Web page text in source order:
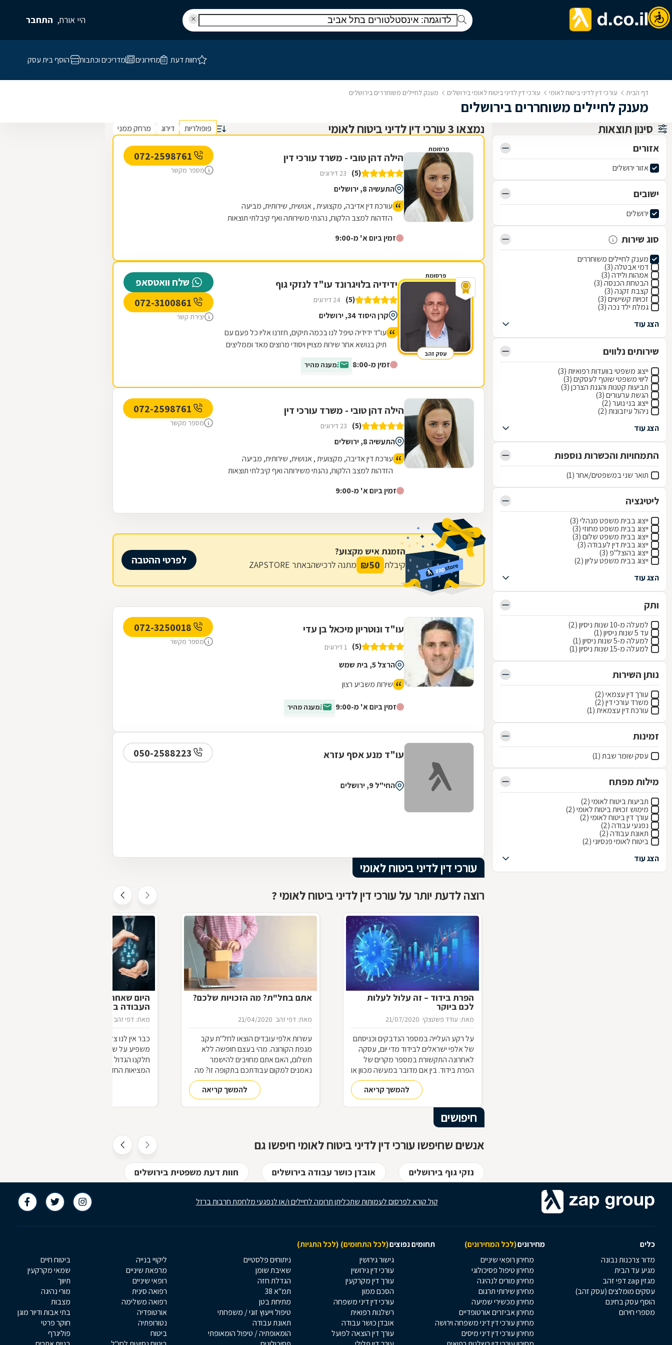
היי אורח, התחבר
חוות דעת מחירונים מדריכים וכתבות הוסף בית עסק
דף הבית עורכי דין לדיני ביטוח לאומי עורכי דין לדיני ביטוח לאומי בירושלים מענק לחיילים משוחררים בירושלים
מענק לחיילים משוחררים בירושלים
סינון תוצאות
אזורים
אזור ירושלים
ישובים
ירושלים
סוג שירות
מענק לחיילים משוחררים
דמי אבטלה (3)
אמהות ולידה (3)
הבטחת הכנסה (3)
קצבת זקנה (3)
זכויות קשישים (3)
גמלת ילד נכה (3)
הצג עוד
שירותים נלווים
ייצוג משפטי בוועדות רפואיות (3)
ליווי משפטי שוטף לעסקים (3)
תביעות קטנות והגנת הצרכן (3)
הגשת ערעורים (3)
ייצוג בני נוער (2)
ניהול עיזבונות (2)
הצג עוד
התמחויות והכשרות נוספות
תואר שני במשפטים/אחר (1)
ליטיגציה
ייצוג בבית משפט מנהלי (3)
ייצוג בבית משפט מחוזי (3)
ייצוג בבית משפט שלום (3)
ייצוג בבית דין לעבודה (3)
ייצוג בהוצל"פ (3)
ייצוג בבית משפט עליון (2)
הצג עוד
ותק
למעלה מ-10 שנות ניסיון (2)
עד 5 שנות ניסיון (1)
למעלה מ-5 שנות ניסיון (1)
למעלה מ-15 שנות ניסיון (1)
נותן השירות
עורך דין עצמאי (2)
משרד עורכי דין (2)
עורכת דין עצמאית (1)
זמינות
עסק שומר שבת (1)
מילות מפתח
תביעות ביטוח לאומי (2)
מימוש זכויות ביטוח לאומי (2)
עורך דין ביטוח לאומי (2)
נפגעי עבודה (2)
תאונת עבודה (2)
ביטוח לאומי פנסיוני (2)
הצג עוד
נמצאו 3 עורכי דין לדיני ביטוח לאומי פופולריות דירוג מרחק ממני
פרסומת
הילה דהן טובי - משרד עורכי דין
(5) 23 דירוגים
התעשיה 8, ירושלים
עורכת דין אדיבה, מקצועית , אנושית, שירותית, מביעה
הזדהות למצב הלקוח, נהנתי משירותה ואף קיבלתי תוצאות
זמין ביום א' מ-9:00
מספר מקשר
פרסומת
עסק זהב
ידידיה בלויגרונד עו"ד לנזקי גוף
(5) 24 דירוגים
קרן היסוד 34, ירושלים
עו"ד ידידיה טיפל לנו בכמה תיקים, חזרנו אליו כל פעם עם
תיק בנושא אחר שירות מצויין ויסודי מרוצים מאד וממליצים
זמין מ-8:00 מענה מהיר
שלח וואטסאפ
יצירת קשר
הילה דהן טובי - משרד עורכי דין
(5) 23 דירוגים
התעשיה 8, ירושלים
עורכת דין אדיבה, מקצועית , אנושית, שירותית, מביעה
הזדהות למצב הלקוח, נהנתי משירותה ואף קיבלתי תוצאות
זמין ביום א' מ-9:00
מספר מקשר
הזמנת איש מקצוע?
קיבלת 50
₪ מתנה לרכישהבאתר ZAPSTORE לפרטי ההטבה
עו"ד ונוטריון מיכאל בן עדי
(5) 1 דירוגים
הרצל 5, בית שמש
שירות משביע רצון
זמין ביום א' מ-9:00 מענה מהיר
מספר מקשר
עו"ד מנע אסף עזרא
החי"ל 9, ירושלים
עורכי דין לדיני ביטוח לאומי
רוצה לדעת יותר על עורכי דין לדיני ביטוח לאומי ?
הפרת בידוד – זה עלול לעלות
לכם ביוקר
מאת: עודד פשטצקי 21/07/2020
על רקע העלייה במספר הנדבקים וכניסתם
של אלפי ישראלים לבידוד מדי יום, עסקה
לאחרונה התקשורת במספר מקרים של
הפרת בידוד. בין אם מדובר במעשה מכוון או
באי הבנה של תנאי הבידוד, להפרת הבידוד
ישנן השלכות אותן חשוב להכירלהמשך קריאה
אתם בחל"ת? מה הזכויות שלכם?
מאת: דפי זהב 21/04/2020
עשרות אלפי עובדים הוצאו לחל"ת עקב
מגפת הקורונה. מהי בעצם חופשה ללא
תשלום, האם אתם מחויבים להישמר
נאמנים למקום עבודתכם בתקופה זו? מה
ההבדל בין חל"ת לפיטורים? האם תחזרו
לעבודה בתום תקופת החל"ת?להמשך קריאה
היום שאחרי מחר: כיצד יראה עולם
העבודה ביום שאחרי הקורונה?
מאת: דפי זהב
כבר אין לנו צל של ספק שמשבר הקורונה
משפיע על שוק העבודה בישראל ובעולם.
חלקנו הגדול יכול כבר לנחש את פני
המציאות החדשה שתיווצר בעולם
וקטן של נדבקים, מספר הולך וקטן של
נפטרים, ועל ביטול מצב החירום. איננו
יודעים עדיין מתי יבוא היום הזה, אבל הוא
יבוא, וכאשר הוא יגיע, נגלה שוירוס הקורנה
היה רק הטריגר שדוחף את שוק העבודה
חיפושים
אנשים שחיפשו עורכי דין לדיני ביטוח לאומי חיפשו גם
נזקי גוף בירושלים אובדן כושר עבודה בירושלים חוות דעת משפטית בירושלים
קול קורא לפרסום לעמותות שתכליתן תרומה לחיילים ו/או לנפגעי מלחמת חרבות ברזל
כלים מחירונים(לכל המחירונים) תחומים נפוצים(לכל התחומים) (לכל התגיות)
מדור צרכנות נבונה
מגיע עד הבית
מגזין zap דפי זהב
עסקים מומלצים (עסק זהב)
הוסף עסק בחינם
מספרי חירום
מחירון רופאי שיניים
מחירון טיפול פסיכולוגי
מחירון מורים לנהיגה
מחירון שירותי תרגום
מחירון מכשירי שמיעה
מחירון אביזרים אורטופדיים
מחירון עורכי דין דיני משפחה וירושה
מחירון עורכי דין דיני מיסים
גישור גירושין
עורכי דין גירושין
עורך דין מקרקעין
הסכם ממון
עורכי דין דיני משפחה
רשלנות רפואית
אובדן כושר עבודה
עורך דין הוצאה לפועל
ניתוחים פלסטיים
שאיבת שומן
הגדלת חזה
תמ"א 38
מתיחת בטן
טיפול וייעוץ זוגי / משפחתי
תאונת עבודה
הומאופתיה / טיפול הומאופתי
ליקויי בנייה
מרפאת שיניים
רופאי שיניים
רפואה סינית
רפואה משלימה
אורטופדיה
נטורופתיה
ביטוח
ביטוח חיים
שמאי מקרקעין
תיווך
מורי נהיגה
מצבות
בתי אבות ודיור מוגן
חוקר פרטי
פוליגרף